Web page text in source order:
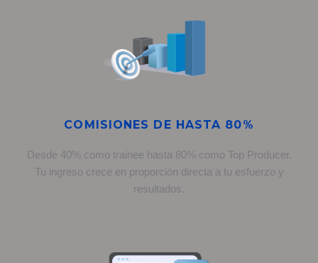
COMISIONES DE HASTA 80%
Desde 40% como trainee hasta 80% como Top Producer.
Tu ingreso crece en proporción directa a tu esfuerzo y
resultados.